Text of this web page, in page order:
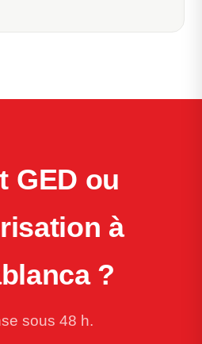
GED ou
à
?
sous 48 h.